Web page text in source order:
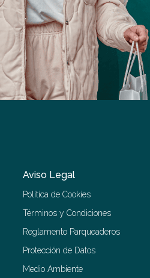
Aviso Legal
Política de Cookies
Términos y Condiciones
Reglamento Parqueaderos
Protección de Datos
Medio Ambiente